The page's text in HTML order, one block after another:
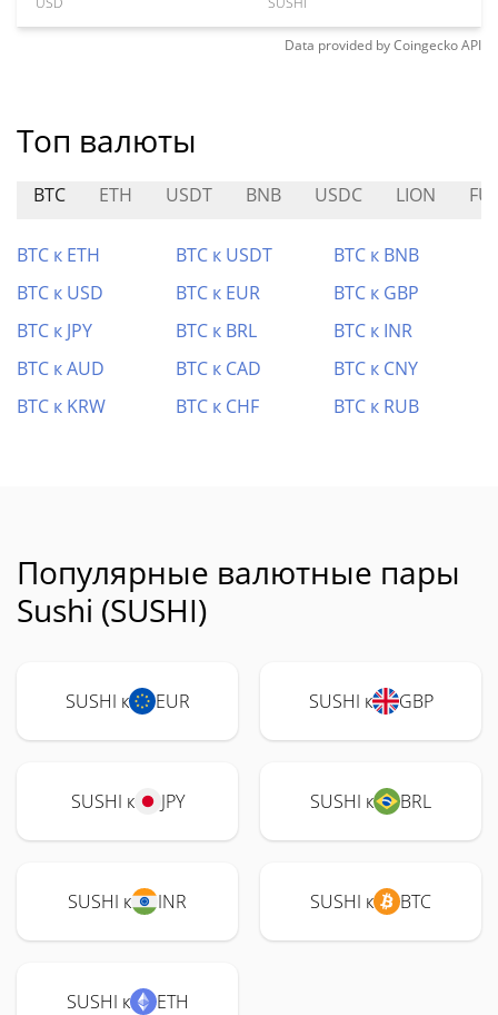
Data provided byCoingeckoAPI
Топ валюты
BTC ETH USDT BNB USDC LION
BTC к ETH BTC к USDT
BTC к BNB
BTC к USD
BTC к EUR
BTC к GBP
BTC к JPY
BTC к BRL
BTC к INR
BTC к AUD
BTC к CAD
BTC к CNY
BTC к KRW
BTC к CHF BTC к RUB
Популярные валютные пары
Sushi (SUSHI)
SUSHI к EUR SUSHI к GBP
SUSHI к JPY SUSHI к BRL
SUSHI к INR SUSHI к BTC
SUSHI к ETH